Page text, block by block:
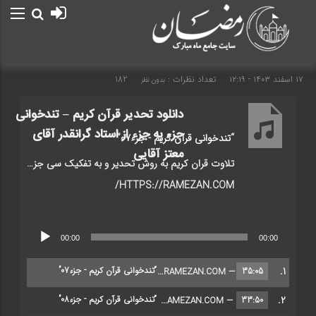
۱۷ اسفند ۱۴۰۳ - ۱۲:۱۹ تعداد نظرات : بدون نظر
دانلود تحدیر قرآن کریم – تندخوانی
جزء به جزء از استاد گرانقدر آقای
معتز آقایی
“تندخوانی قرآن کریم - جزء07”
تلاوت قران کریم به روش تحدیر و به تفکیک سی جزء قرآن کریم
HTTPS://RAMEZAN.COM/
صوت
00:00 00:00
1. “تندخوانی قرآن کریم - جزء07” — HTTPS://RAMEZAN.COM/ 35:05
2. “تندخوانی قرآن کریم - جزء08” — HTTPS://RAMEZAN.COM/ 33:50